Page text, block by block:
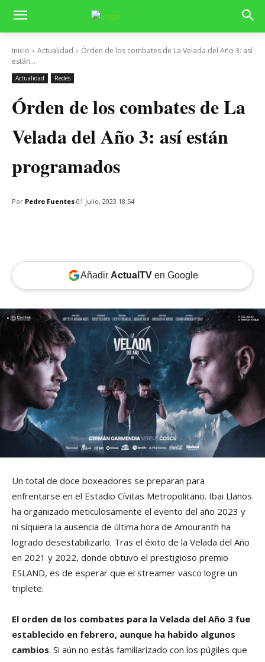
Inicio Actualidad
Órden de los combates de La Velada del Año 3: así
están...
Actualidad Redes
Órden de los combates de La
Velada del Año 3: así están
programados
Por Pedro Fuentes 01 julio, 2023 18:54
Añadir ActualTVen Google
Un total de doce boxeadores se preparan para
enfrentarse en el Estadio Cívitas Metropolitano. Ibai Llanos
ha organizado meticulosamente el evento del año 2023 y
ni siquiera la ausencia de última hora de Amouranth ha
logrado desestabilizarlo. Tras el éxito de la Velada del Año
en 2021 y 2022, donde obtuvo el prestigioso premio
ESLAND, es de esperar que el streamer vasco logre un
triplete.
El orden de los combates para la Velada del Año 3 fue
establecido en febrero, aunque ha habido algunos
cambios. Si aún no estás familiarizado con los púgiles que